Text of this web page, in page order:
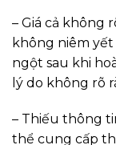
– Giá cả không
không niêm yết
ngột sau khi
lý do không rõ
– Thiếu thông
thể cung cấp